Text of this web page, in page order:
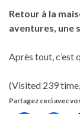
Retour à la
aventures, une
Après tout, c’est
(Visited 239
Partagez ceci avec